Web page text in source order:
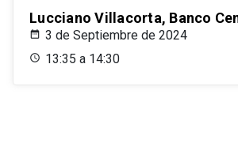
Lucciano Villacorta, Banco
3 de Septiembre de 2024
13:35 a 14:30